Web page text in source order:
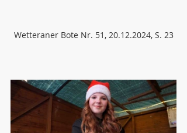
Wetteraner Bote Nr. 51, 20.12.2024, S. 23